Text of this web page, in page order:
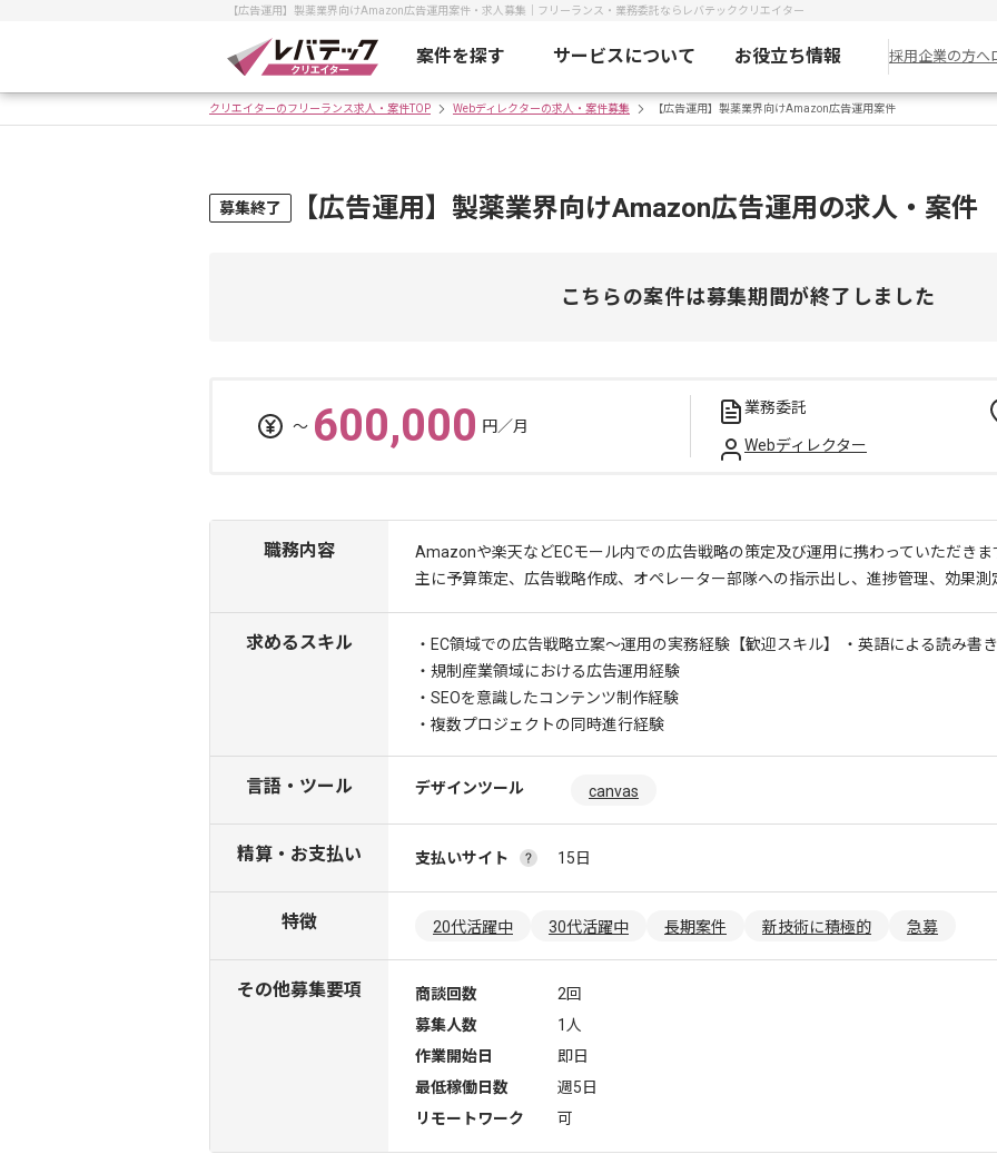
【広告運用】製薬業界向けAmazon広告運用案件・求人募集｜フリーランス・業務委託ならレバテッククリエイター
案件を探す サービスについて お役立ち情報 採用企業の方へ
クリエイターのフリーランス求人・案件TOP Webディレクターの求人・案件募集 【広告運用】製薬業界向けAmazon広告運用案件
募集終了 【広告運用】製薬業界向けAmazon広告運用の求人・案件
こちらの案件は募集期間が終了しました
〜 600,000 円／月
業務委託
Webディレクター
職務内容
Amazonや楽天などECモール内での広告戦略の策定及び運用に携わっていただきま
主に予算策定、広告戦略作成、オペレーター部隊への指示出し、進捗管理、効果
求めるスキル ・EC領域での広告戦略立案～運用の実務経験 【歓迎スキル】 ・英語による読み書
・規制産業領域における広告運用経験
・SEOを意識したコンテンツ制作経験
・複数プロジェクトの同時進行経験
言語・ツール デザインツール canvas
精算・お支払い 支払いサイト 15日
特徴 20代活躍中 30代活躍中 長期案件 新技術に積極的 急募
その他募集要項 商談回数
2回
募集人数
1人
作業開始日
即日
最低稼働日数
週5日
リモートワーク
可